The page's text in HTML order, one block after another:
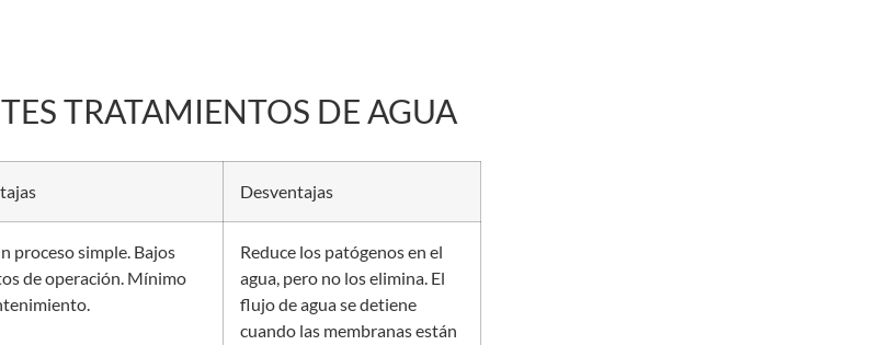
TRATAMIENTOS DE AGUA
Desventajas
proceso simple. Bajos
de operación. Mínimo
Reduce los patógenos en el
agua, pero no los elimina. El
flujo de agua se detiene
cuando las membranas están